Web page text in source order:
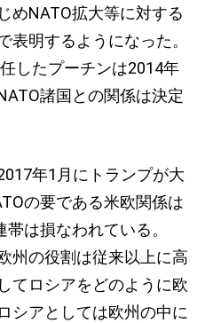
めNATO拡大等に対する
表明するようになった。
したプーチンは2014年
諸国との関係は決定
年1月にトランプが大
の要である米欧関係は
は損なわれている。
州の役割は従来以上に高
てロシアをどのように欧
シアとしては欧州の中に